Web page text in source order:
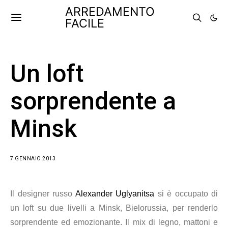
ARREDAMENTO
FACILE
Un loft
sorprendente a
Minsk
7 GENNAIO 2013
Il designer russo Alexander Uglyanitsa si è occupato di
un loft su due livelli a Minsk, Bielorussia, per renderlo
sorprendente ed emozionante. Il mix di legno, mattoni e